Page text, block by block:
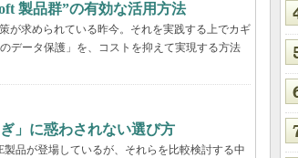
製品群”の有効な活用方法
が求められている昨今。それを実践する上でカギ
データ保護」を、コストを抑えて実現する方法
」に惑わされない選び方
品が登場しているが、それらを比較検討する中